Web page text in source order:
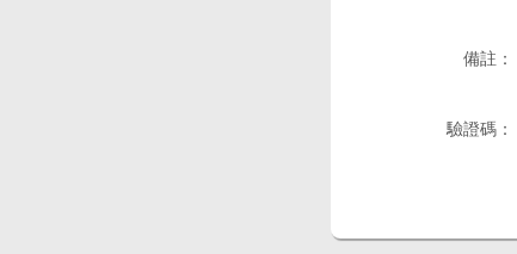
備註：
驗證碼：